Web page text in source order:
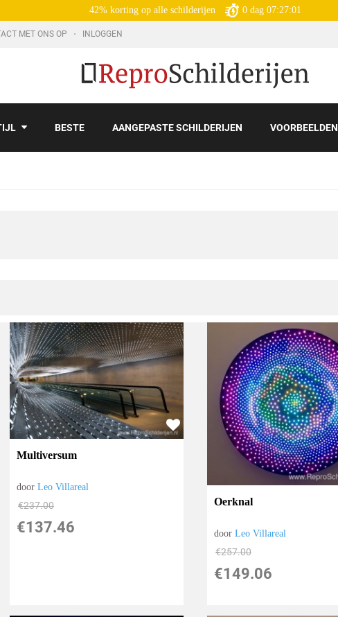
42% korting op alle schilderijen 0 dag 07:27:00
MET ONS OP INLOGGEN
BESTE AANGEPASTE SCHILDERIJEN VOORBEELDEN
Multiversum
doorLeo Villareal
€237.00
€137.46
Oerknal
doorLeo Villareal
€257.00
€149.06